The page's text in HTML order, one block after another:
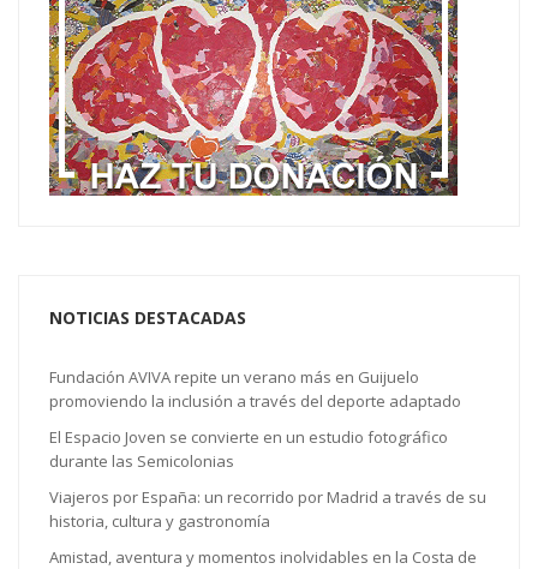
NOTICIAS DESTACADAS
Fundación AVIVA repite un verano más en Guijuelo
promoviendo la inclusión a través del deporte adaptado
El Espacio Joven se convierte en un estudio fotográfico
durante las Semicolonias
Viajeros por España: un recorrido por Madrid a través de su
historia, cultura y gastronomía
Amistad, aventura y momentos inolvidables en la Costa de